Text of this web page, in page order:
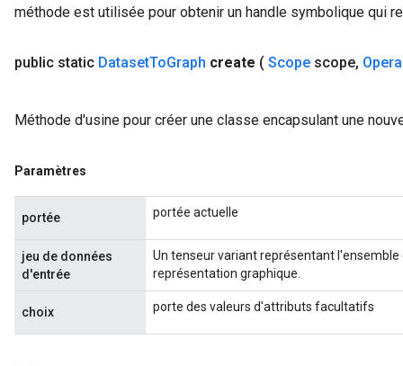
méthode est utilisée pour obtenir un handle symbolique qui
public static DatasetToGraph create ( Scope scope,
Méthode d'usine pour créer une classe encapsulant une
Paramètres
portée portée actuelle
jeu de données
d'entrée
Un tenseur variant représentant
représentation graphique.
choix porte des valeurs d'attributs facultatifs